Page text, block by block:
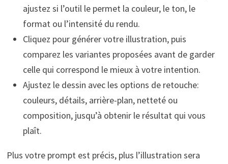
ajustez si l’outil le permet la couleur, le ton, le
format ou l’intensité du rendu.
Cliquez pour générer votre illustration, puis
comparez les variantes proposées avant de garder
celle qui correspond le mieux à votre intention.
Ajustez le dessin avec les options de retouche:
couleurs, détails, arrière-plan, netteté ou
composition, jusqu’à obtenir le résultat qui vous
plaît.
Plus votre prompt est précis, plus l’illustration sera